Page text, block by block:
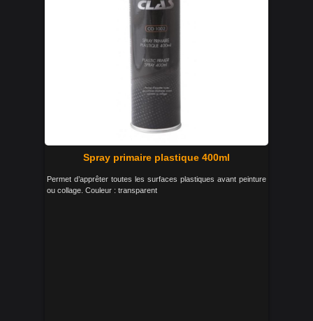
Spray primaire plastique 400ml
Permet d’apprêter toutes les surfaces plastiques avant peinture
ou collage. Couleur : transparent